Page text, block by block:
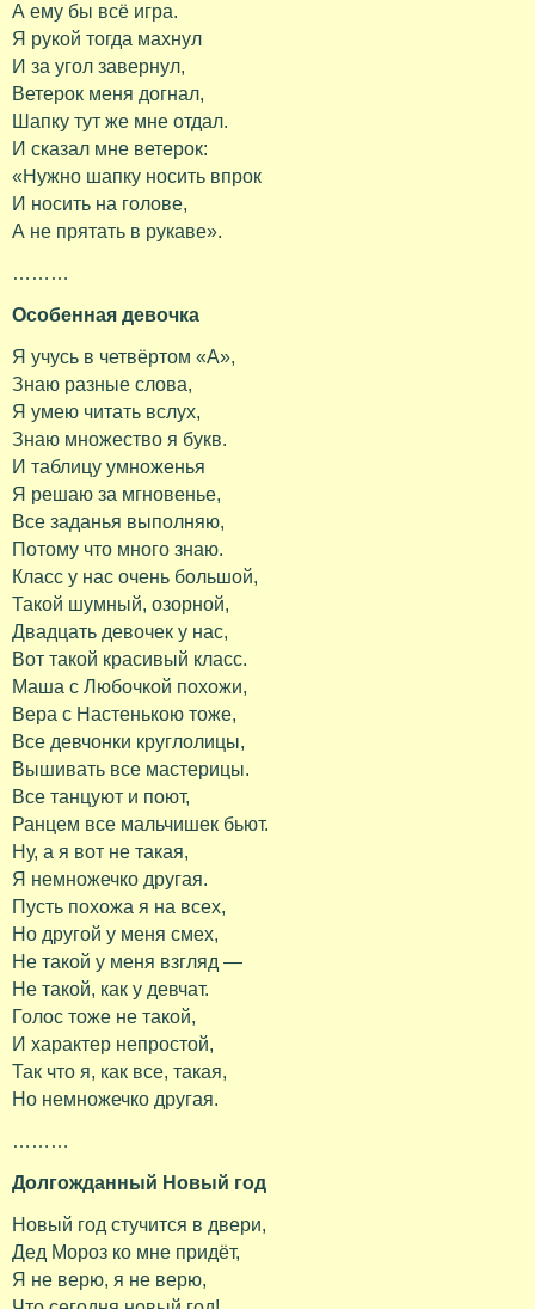
А ему бы всё игра.
Я рукой тогда махнул
И за угол завернул,
Ветерок меня догнал,
Шапку тут же мне отдал.
И сказал мне ветерок:
«Нужно шапку носить впрок
И носить на голове,
А не прятать в рукаве».
………
Особенная девочка
Я учусь в четвёртом «А»,
Знаю разные слова,
Я умею читать вслух,
Знаю множество я букв.
И таблицу умноженья
Я решаю за мгновенье,
Все заданья выполняю,
Потому что много знаю.
Класс у нас очень большой,
Такой шумный, озорной,
Двадцать девочек у нас,
Вот такой красивый класс.
Маша с Любочкой похожи,
Вера с Настенькою тоже,
Все девчонки круглолицы,
Вышивать все мастерицы.
Все танцуют и поют,
Ранцем все мальчишек бьют.
Ну, а я вот не такая,
Я немножечко другая.
Пусть похожа я на всех,
Но другой у меня смех,
Не такой у меня взгляд —
Не такой, как у девчат.
Голос тоже не такой,
И характер непростой,
Так что я, как все, такая,
Но немножечко другая.
………
Долгожданный Новый год
Новый год стучится в двери,
Дед Мороз ко мне придёт,
Я не верю, я не верю,